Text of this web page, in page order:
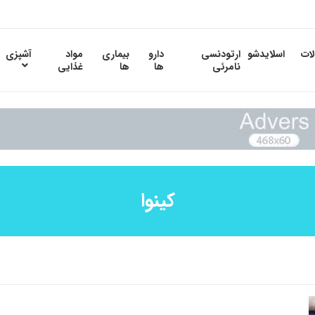
اسلایدشو ارتودنسی
نامرئی
دارو
ها
بیماری
ها
مواد
غذایی
آشپزی
کینوا